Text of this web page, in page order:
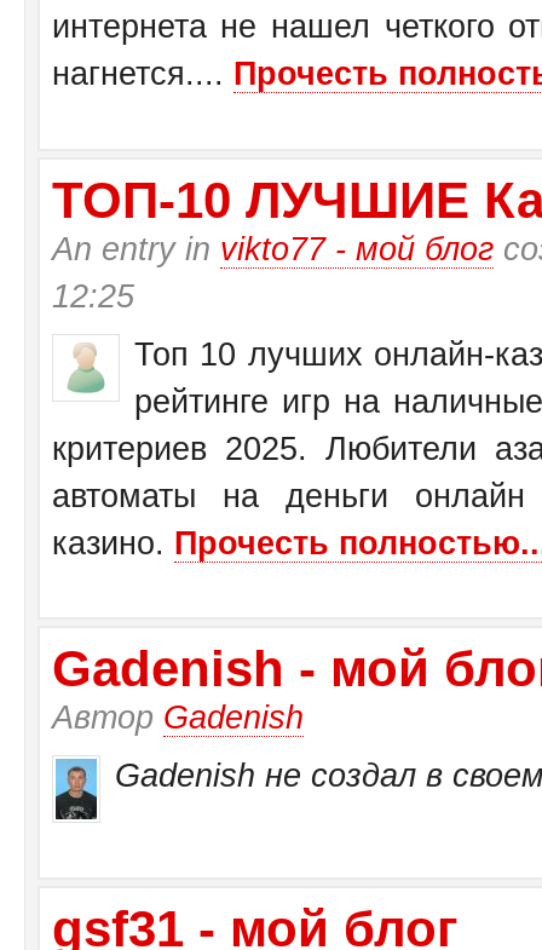
интернета не нашел четкого
нагнется.... Прочесть
ТО­П-10 ЛУЧШИЕ
An entry in vikto77 - мой блог
12:25
Топ 10 лучших онлайн-
рейтинге игр на
критериев 2025. Любители
автоматы на деньги
казино. Прочесть
Gadenish - мой
Автор Gadenish
Gadenish не создал в
gsf31 - мой блог